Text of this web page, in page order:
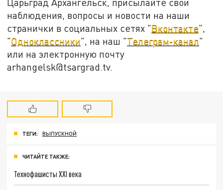
наблюдения, вопросы и новости на наши
странички в социальных сетях "Вконтакте",
"Одноклассники", на наш "Телеграм-канал"
или на электронную почту
arhangelsk@tsargrad.tv.
ТЕГИ: ВЫПУСКНОЙ
ЧИТАЙТЕ ТАКЖЕ:
Технофашисты XXI века